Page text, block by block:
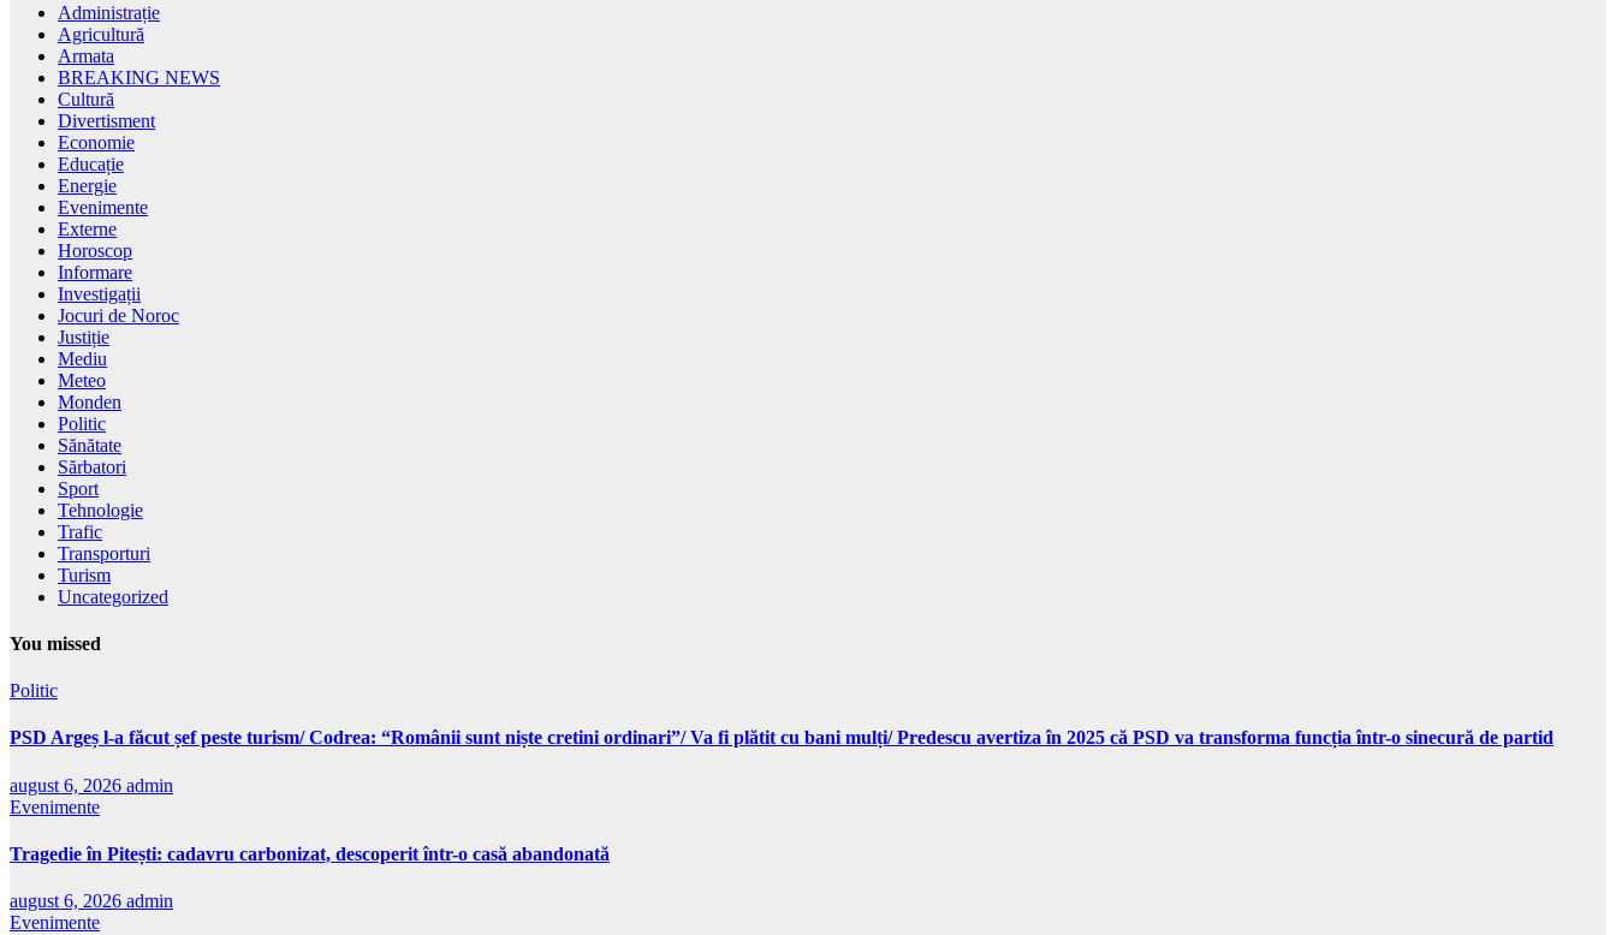
Administrație
Agricultură
Armata
BREAKING NEWS
Cultură
Divertisment
Economie
Educație
Energie
Evenimente
Externe
Horoscop
Informare
Investigații
Jocuri de Noroc
Justiție
Mediu
Meteo
Monden
Politic
Sănătate
Sărbatori
Sport
Tehnologie
Trafic
Transporturi
Turism
Uncategorized
You missed
Politic
PSD Argeș l-a făcut șef peste turism/ Codrea: “Românii sunt niște cretini ordinari”/ Va fi plătit cu bani mulți/ Predescu avertiza în 2025 că PSD va transforma funcția într-o sinecură de partid
august 6, 2026 admin
Evenimente
Tragedie în Pitești: cadavru carbonizat, descoperit într-o casă abandonată
august 6, 2026 admin
Evenimente